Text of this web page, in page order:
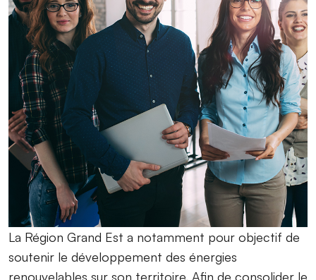
La Région Grand Est a notamment pour objectif de
soutenir le développement des énergies
renouvelables sur son territoire. Afin de consolider le